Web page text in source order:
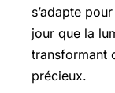
s’adapte
jour que la
transformant
précieux.